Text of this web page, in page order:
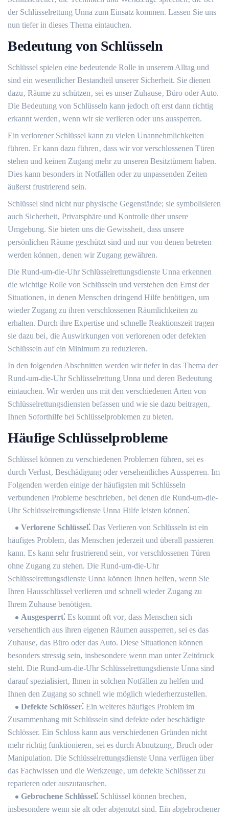
der Schlüsselrettung Unna zum Einsatz kommen.​ Lassen Sie uns
nun tiefer in dieses Thema eintauchen.
Bedeutung von Schlüsseln
Schlüssel spielen eine bedeutende Rolle in unserem Alltag und
sind ein wesentlicher Bestandteil unserer Sicherheit. Sie dienen
dazu‚ Räume zu schützen‚ sei es unser Zuhause‚ Büro oder Auto.
Die Bedeutung von Schlüsseln kann jedoch oft erst dann richtig
erkannt werden‚ wenn wir sie verlieren oder uns aussperren.​
Ein verlorener Schlüssel kann zu vielen Unannehmlichkeiten
führen.​ Er kann dazu führen‚ dass wir vor verschlossenen Türen
stehen und keinen Zugang mehr zu unseren Besitztümern haben.​
Dies kann besonders in Notfällen oder zu unpassenden Zeiten
äußerst frustrierend sein.​
Schlüssel sind nicht nur physische Gegenstände; sie symbolisieren
auch Sicherheit‚ Privatsphäre und Kontrolle über unsere
Umgebung.​ Sie bieten uns die Gewissheit‚ dass unsere
persönlichen Räume geschützt sind und nur von denen betreten
werden können‚ denen wir Zugang gewähren.
Die Rund-um-die-Uhr Schlüsselrettungsdienste Unna erkennen
die wichtige Rolle von Schlüsseln und verstehen den Ernst der
Situationen‚ in denen Menschen dringend Hilfe benötigen‚ um
wieder Zugang zu ihren verschlossenen Räumlichkeiten zu
erhalten.​ Durch ihre Expertise und schnelle Reaktionszeit tragen
sie dazu bei‚ die Auswirkungen von verlorenen oder defekten
Schlüsseln auf ein Minimum zu reduzieren.​
In den folgenden Abschnitten werden wir tiefer in das Thema der
Rund-um-die-Uhr Schlüsselrettung Unna und deren Bedeutung
eintauchen.​ Wir werden uns mit den verschiedenen Arten von
Schlüsselrettungsdiensten befassen und wie sie dazu beitragen‚
Ihnen Soforthilfe bei Schlüsselproblemen zu bieten.​
Häufige Schlüsselprobleme
Schlüssel können zu verschiedenen Problemen führen‚ sei es
durch Verlust‚ Beschädigung oder versehentliches Aussperren. Im
Folgenden werden einige der häufigsten mit Schlüsseln
verbundenen Probleme beschrieben‚ bei denen die Rund-um-die-
Uhr Schlüsselrettungsdienste Unna Hilfe leisten können⁚
Verlorene Schlüssel⁚ Das Verlieren von Schlüsseln ist ein
häufiges Problem‚ das Menschen jederzeit und überall passieren
kann.​ Es kann sehr frustrierend sein‚ vor verschlossenen Türen
ohne Zugang zu stehen.​ Die Rund-um-die-Uhr
Schlüsselrettungsdienste Unna können Ihnen helfen‚ wenn Sie
Ihren Hausschlüssel verlieren und schnell wieder Zugang zu
Ihrem Zuhause benötigen.​
Ausgesperrt⁚ Es kommt oft vor‚ dass Menschen sich
versehentlich aus ihren eigenen Räumen aussperren‚ sei es das
Zuhause‚ das Büro oder das Auto.​ Diese Situationen können
besonders stressig sein‚ insbesondere wenn man unter Zeitdruck
steht.​ Die Rund-um-die-Uhr Schlüsselrettungsdienste Unna sind
darauf spezialisiert‚ Ihnen in solchen Notfällen zu helfen und
Ihnen den Zugang so schnell wie möglich wiederherzustellen.​
Defekte Schlösser⁚ Ein weiteres häufiges Problem im
Zusammenhang mit Schlüsseln sind defekte oder beschädigte
Schlösser.​ Ein Schloss kann aus verschiedenen Gründen nicht
mehr richtig funktionieren‚ sei es durch Abnutzung‚ Bruch oder
Manipulation.​ Die Schlüsselrettungsdienste Unna verfügen über
das Fachwissen und die Werkzeuge‚ um defekte Schlösser zu
reparieren oder auszutauschen.
Gebrochene Schlüssel⁚ Schlüssel können brechen‚
insbesondere wenn sie alt oder abgenutzt sind.​ Ein abgebrochener